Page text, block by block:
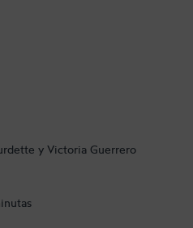
y Victoria Guerrero